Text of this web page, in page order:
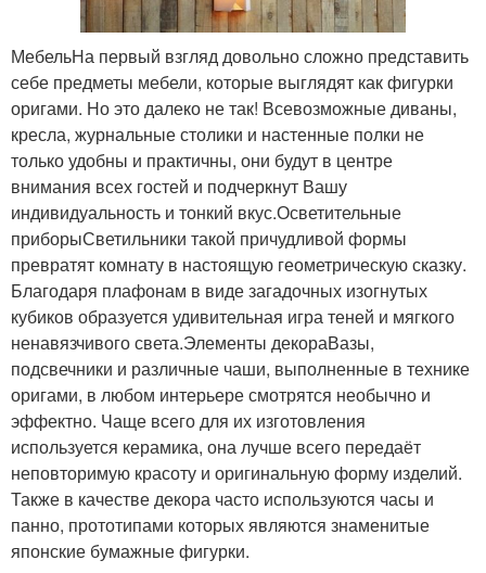
МебельНа первый взгляд довольно сложно представить
себе предметы мебели, которые выглядят как фигурки
оригами. Но это далеко не так! Всевозможные диваны,
кресла, журнальные столики и настенные полки не
только удобны и практичны, они будут в центре
внимания всех гостей и подчеркнут Вашу
индивидуальность и тонкий вкус.Осветительные
приборыСветильники такой причудливой формы
превратят комнату в настоящую геометрическую сказку.
Благодаря плафонам в виде загадочных изогнутых
кубиков образуется удивительная игра теней и мягкого
ненавязчивого света.Элементы декораВазы,
подсвечники и различные чаши, выполненные в технике
оригами, в любом интерьере смотрятся необычно и
эффектно. Чаще всего для их изготовления
используется керамика, она лучше всего передаёт
неповторимую красоту и оригинальную форму изделий.
Также в качестве декора часто используются часы и
панно, прототипами которых являются знаменитые
японские бумажные фигурки.